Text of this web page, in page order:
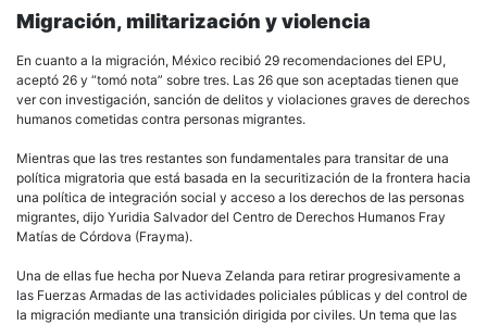
Migración, militarización y violencia
En cuanto a la migración, México recibió 29 recomendaciones del EPU,
aceptó 26 y “tomó nota” sobre tres. Las 26 que son aceptadas tienen que
ver con investigación, sanción de delitos y violaciones graves de derechos
humanos cometidas contra personas migrantes.
Mientras que las tres restantes son fundamentales para transitar de una
política migratoria que está basada en la securitización de la frontera hacia
una política de integración social y acceso a los derechos de las personas
migrantes, dijo Yuridia Salvador del Centro de Derechos Humanos Fray
Matías de Córdova (Frayma).
Una de ellas fue hecha por Nueva Zelanda para retirar progresivamente a
las Fuerzas Armadas de las actividades policiales públicas y del control de
la migración mediante una transición dirigida por civiles. Un tema que las